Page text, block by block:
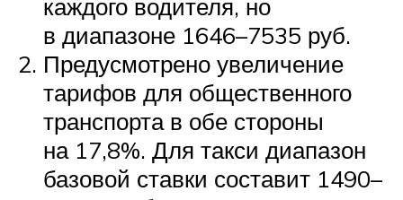
каждого водителя, но
в диапазоне 1646–7535 руб.
Предусмотрено увеличение
тарифов для общественного
транспорта в обе стороны
на 17,8%. Для такси диапазон
базовой ставки составит 1490–